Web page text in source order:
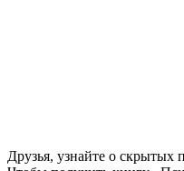
Друзья, узнайте о скрытых